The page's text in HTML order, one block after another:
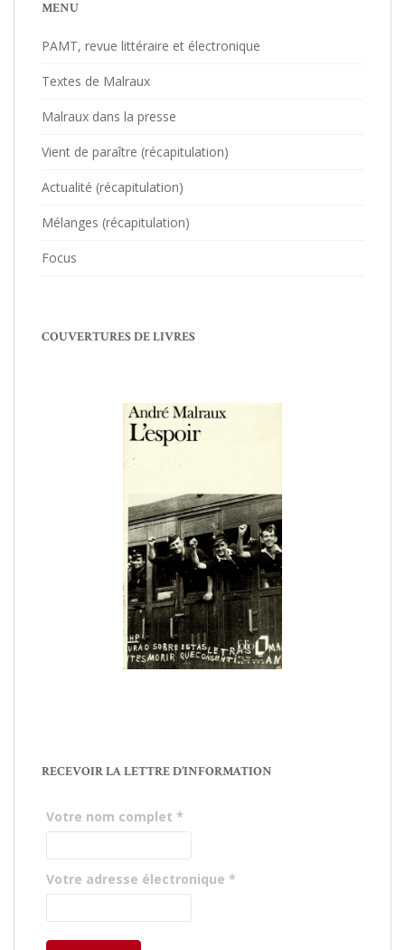
MENU
PAMT, revue littéraire et électronique
Textes de Malraux
Malraux dans la presse
Vient de paraître (récapitulation)
Actualité (récapitulation)
Mélanges (récapitulation)
Focus
COUVERTURES DE LIVRES
RECEVOIR LA LETTRE D’INFORMATION
Votre nom complet *
Votre adresse électronique *